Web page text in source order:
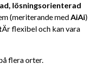
lösningsorienterad
(meriterande med AiAi)
Är flexibel och kan vara
flera orter.